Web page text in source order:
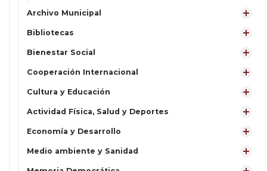
Archivo Municipal
Bibliotecas
Bienestar Social
Cooperación Internacional
Cultura y Educación
Actividad Física, Salud y Deportes
Economía y Desarrollo
Medio ambiente y Sanidad